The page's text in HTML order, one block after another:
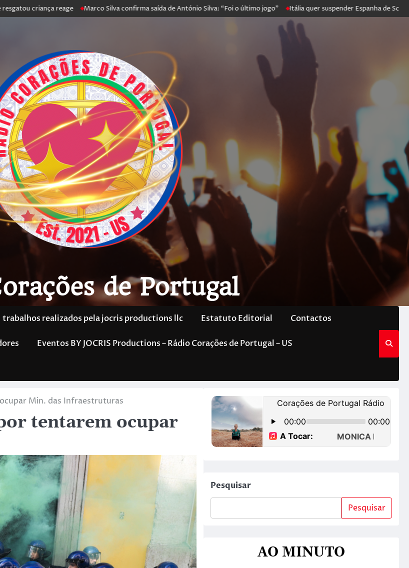
criança reage Marco Silva confirma saída de António Silva: “Foi o último jogo” Itália quer suspender Espanha de Schengen.
de Portugal
trabalhos realizados pela jocris productions llc Estatuto Editorial Contactos
Eventos BY JOCRIS Productions – Rádio Corações de Portugal – US
Min. das Infraestruturas
tentarem ocupar
Pesquisar
Pesquisar
AO MINUTO